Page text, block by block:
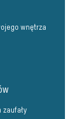
wnętrza
zaufały